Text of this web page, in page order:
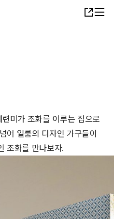
Share
미가 조화를 이루는 집으로
어 일룸의 디자인 가구들이
조화를 만나보자.